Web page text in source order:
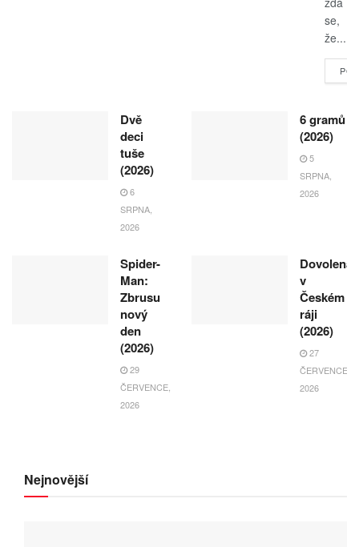
se,
že...
Dvě
deci
tuše
(2026)
6
SRPNA,
2026
6 gramů
(2026)
5
SRPNA,
2026
Spider-
Man:
Zbrusu
nový
den
(2026)
29
ČERVENCE,
2026
Dovolená
v
Českém
ráji
(2026)
27
ČERVENCE,
2026
Nejnovější